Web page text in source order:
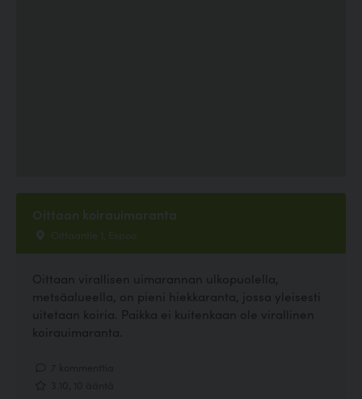
Oittaan koirauimaranta
Oittaantie 1, Espoo
Oittaan virallisen uimarannan ulkopuolella,
metsäalueella, on pieni hiekkaranta, jossa yleisesti
uitetaan koiria. Paikka ei kuitenkaan ole virallinen
koirauimaranta.